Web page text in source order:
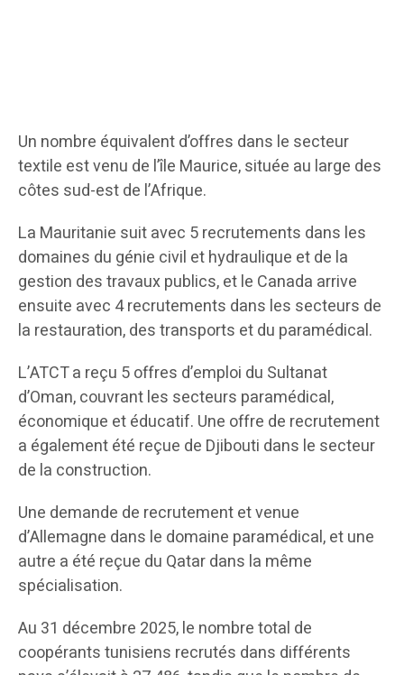
Un nombre équivalent d’offres dans le secteur
textile est venu de l’île Maurice, située au large des
côtes sud-est de l’Afrique.
La Mauritanie suit avec 5 recrutements dans les
domaines du génie civil et hydraulique et de la
gestion des travaux publics, et le Canada arrive
ensuite avec 4 recrutements dans les secteurs de
la restauration, des transports et du paramédical.
L’ATCT a reçu 5 offres d’emploi du Sultanat
d’Oman, couvrant les secteurs paramédical,
économique et éducatif. Une offre de recrutement
a également été reçue de Djibouti dans le secteur
de la construction.
Une demande de recrutement et venue
d’Allemagne dans le domaine paramédical, et une
autre a été reçue du Qatar dans la même
spécialisation.
Au 31 décembre 2025, le nombre total de
coopérants tunisiens recrutés dans différents